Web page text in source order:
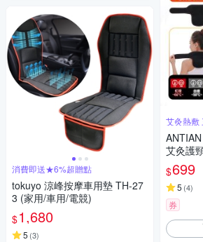
消費即送★6%超贈點
tokuyo 涼峰按摩車用墊 TH-27
3 (家用/車用/電競)
$1,680
5 (3)
艾灸熱敷
摩
艾灸護
器 護脖
$699
5 (4)
券